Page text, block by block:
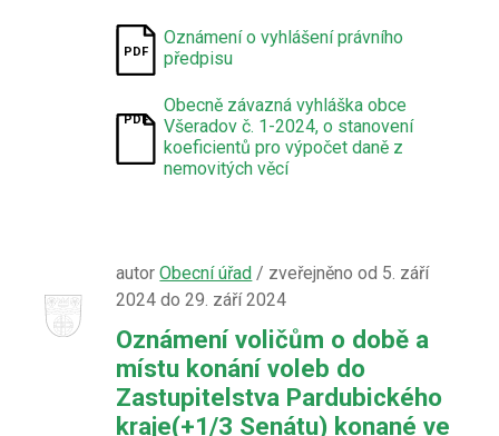
Oznámení o vyhlášení právního
předpisu
Obecně závazná vyhláška obce
Všeradov č. 1-2024, o stanovení
koeficientů pro výpočet daně z
nemovitých věcí
autorObecní úřad / zveřejněno od 5. září
2024 do 29. září 2024
Oznámení voličům o době a
místu konání voleb do
Zastupitelstva Pardubického
kraje(+1/3 Senátu) konané ve